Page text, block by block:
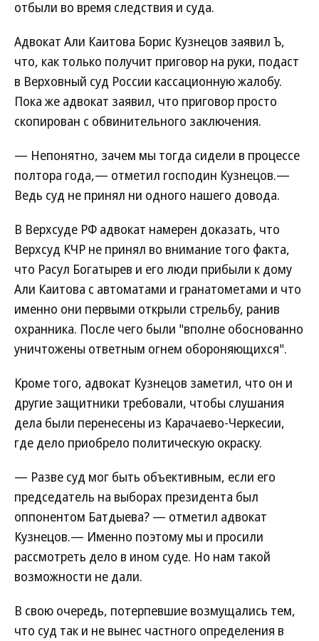
отбыли во время следствия и суда.
Адвокат Али Каитова Борис Кузнецов заявил Ъ,
что, как только получит приговор на руки, подаст
в Верховный суд России кассационную жалобу.
Пока же адвокат заявил, что приговор просто
скопирован с обвинительного заключения.
— Непонятно, зачем мы тогда сидели в процессе
полтора года,— отметил господин Кузнецов.—
Ведь суд не принял ни одного нашего довода.
В Верхсуде РФ адвокат намерен доказать, что
Верхсуд КЧР не принял во внимание того факта,
что Расул Богатырев и его люди прибыли к дому
Али Каитова с автоматами и гранатометами и что
именно они первыми открыли стрельбу, ранив
охранника. После чего были "вполне обоснованно
уничтожены ответным огнем обороняющихся".
Кроме того, адвокат Кузнецов заметил, что он и
другие защитники требовали, чтобы слушания
дела были перенесены из Карачаево-Черкесии,
где дело приобрело политическую окраску.
— Разве суд мог быть объективным, если его
председатель на выборах президента был
оппонентом Батдыева? — отметил адвокат
Кузнецов.— Именно поэтому мы и просили
рассмотреть дело в ином суде. Но нам такой
возможности не дали.
В свою очередь, потерпевшие возмущались тем,
что суд так и не вынес частного определения в